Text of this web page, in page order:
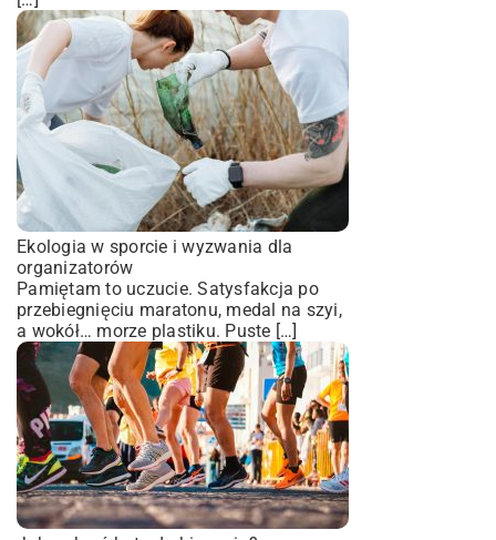
Ekologia w sporcie i wyzwania dla
organizatorów
Pamiętam to uczucie. Satysfakcja po
przebiegnięciu maratonu, medal na szyi,
a wokół… morze plastiku. Puste […]